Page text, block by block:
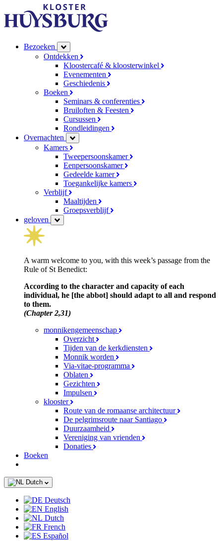
Bezoeken
Ontdekken
Kloostercafé & kloosterwinkel
Evenementen
Geschiedenis
Boeken
Seminars & conferenties
Bruiloften & Feesten
Cursussen
Rondleidingen
Overnachten
Kamers
Tweepersoonskamer
Eenpersoonskamer
Gedeelde kamer
Toegankelijke kamers
Verblijf
Maaltijden
Groepsverblijf
geloven
A warm welcome to you, with this week’s passage from the
Rule of St Benedict:
According to the character and capacity of each
individual, he [the abbot] should adapt to all and respond
to them.
(Chapter 2,31)
monnikengemeenschap
Overzicht
Tijden van de kerkdiensten
Monnik worden
Via-vitae-programma
Oblaten
Gezichten
Impulsen
klooster
Route van de romaanse architectuur
De pelgrimsroute naar Santiago
Duurzaamheid
Vereniging van vrienden
Donaties
Boeken
Dutch
Deutsch
English
Dutch
French
Español